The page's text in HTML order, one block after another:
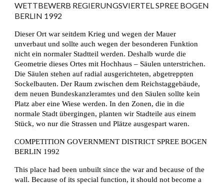
WETTBEWERB REGIERUNGSVIERTEL SPREE BOGEN
BERLIN 1992
Dieser Ort war seitdem Krieg und wegen der Mauer
unverbaut und sollte auch wegen der besonderen Funktion
nicht ein normaler Stadtteil werden. Deshalb wurde die
Geometrie dieses Ortes mit Hochhaus – Säulen unterstrichen.
Die Säulen stehen auf radial ausgerichteten, abgetreppten
Sockelbauten. Der Raum zwischen dem Reichstaggebäude,
dem neuen Bundeskanzleramtes und den Säulen sollte kein
Platz aber eine Wiese werden. In den Zonen, die in die
normale Stadt übergingen, planten wir Stadteile aus einem
Stück, wo nur die Strassen und Plätze ausgespart waren.
COMPETITION GOVERNMENT DISTRICT SPREE BOGEN
BERLIN 1992
This place had been unbuilt since the war and because of the
wall. Because of its special function, it should not become a